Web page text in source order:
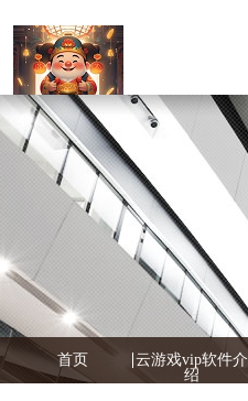
首页
云游戏vip软件介
绍